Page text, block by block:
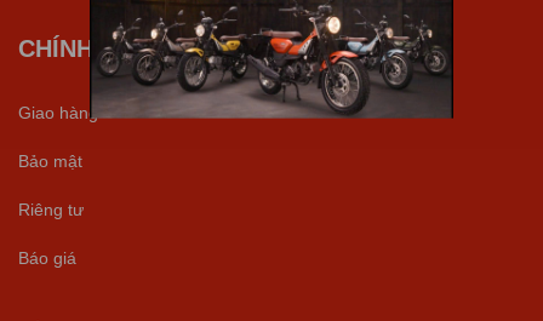
CHÍNH SÁCH
Giao hàng
Bảo mật
Riêng tư
Báo giá